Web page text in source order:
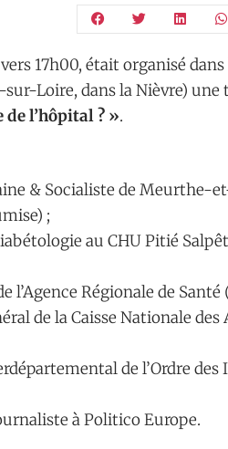
17h00, était organisé dans
sur-Loire, dans la Nièvre) une
l’hôpital ? ».
& Socialiste de Meurthe-
;
au CHU Pitié
l’Agence Régionale de Santé
de la Caisse Nationale
de l’Ordre
à Politico Europe.